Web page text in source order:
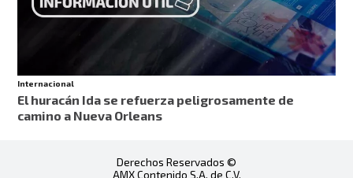
Internacional
El huracán Ida se refuerza peligrosamente de
camino a Nueva Orleans
Derechos Reservados ©
AMX Contenido S.A. de C.V.